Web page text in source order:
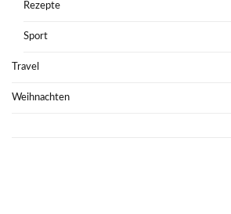
Rezepte
Sport
Travel
Weihnachten